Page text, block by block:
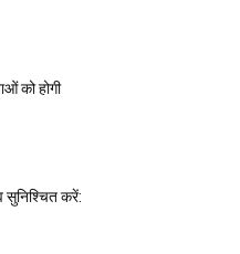
को होगी
करें: